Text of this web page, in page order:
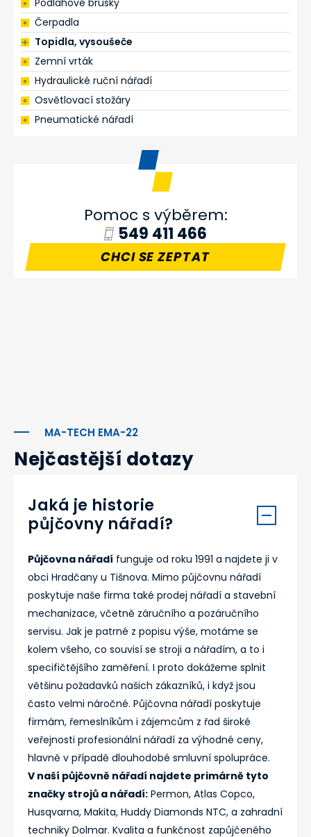
Čerpadla
Topidla, vysoušeče
Zemní vrták
Hydraulické ruční nářadí
Osvětlovací stožáry
Pneumatické nářadí
Pomoc s výběrem:
549 411 466
CHCI SE ZEPTAT
MA-TECH EMA-22
Nejčastější dotazy
Jaká je historie
půjčovny nářadí?
Půjčovna nářadí funguje od roku 1991 a najdete ji v
obci Hradčany u Tišnova. Mimo půjčovnu nářadí
poskytuje naše firma také prodej nářadí a stavební
mechanizace, včetně záručního a pozáručního
servisu. Jak je patrné z popisu výše, motáme se
kolem všeho, co souvisí se stroji a nářadím, a to i
specifičtějšího zaměření. I proto dokážeme splnit
většinu požadavků našich zákazníků, i když jsou
často velmi náročné. Půjčovna nářadí poskytuje
firmám, řemeslníkům i zájemcům z řad široké
veřejnosti profesionální nářadí za výhodné ceny,
hlavně v případě dlouhodobé smluvní spolupráce.
V naší půjčovně nářadí najdete primárně tyto
značky strojů a nářadí: Permon, Atlas Copco,
Husqvarna, Makita, Huddy Diamonds NTC, a zahradní
techniky Dolmar. Kvalita a funkčnost zapůjčeného